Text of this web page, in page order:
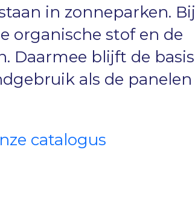
in zonneparken. Bij
organische stof en de
Daarmee blijft de basis
als de panelen
catalogus